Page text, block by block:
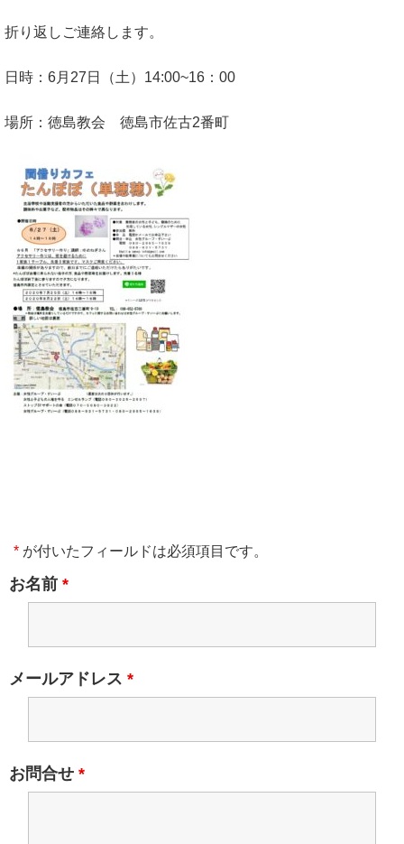
折り返しご連絡します。
日時：6月27日（土）14:00~16：00
場所：徳島教会 徳島市佐古2番町
* が付いたフィールドは必須項目です。
お名前 *
メールアドレス *
お問合せ *